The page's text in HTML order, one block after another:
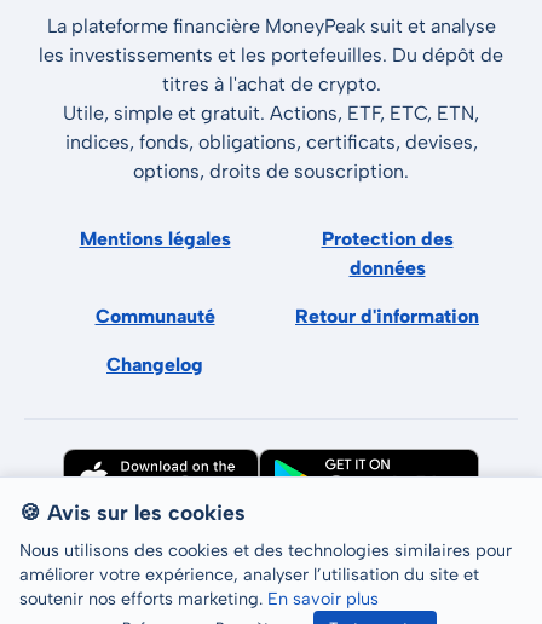
La plateforme financière MoneyPeak suit et analyse
les investissements et les portefeuilles. Du dépôt de
titres à l'achat de crypto.
Utile, simple et gratuit. Actions, ETF, ETC, ETN,
indices, fonds, obligations, certificats, devises,
options, droits de souscription.
Mentions légales
Protection des
données
Communauté Retour d'information
Changelog
🍪 Avis sur les cookies
Nous utilisons des cookies et des technologies similaires pour
améliorer votre expérience, analyser l’utilisation du site et
soutenir nos efforts marketing. En savoir plus